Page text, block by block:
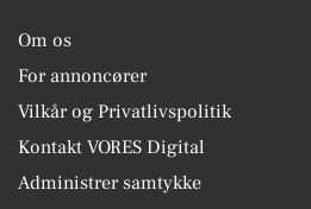
Om os
For annoncører
Vilkår og Privatlivspolitik
Kontakt VORES Digital
Administrer samtykke